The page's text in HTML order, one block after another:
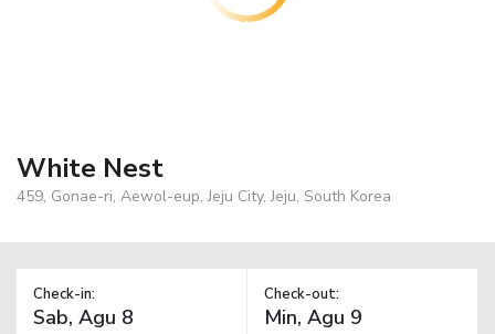
White Nest
459, Gonae-ri, Aewol-eup, Jeju City, Jeju, South Korea
Check-in: Check-out: